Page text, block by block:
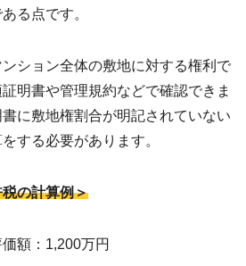
る点です。
ション全体の敷地に対する権利で
明書や管理規約などで確認できま
に敷地権割合が明記されていない
する必要があります。
の計算例＞
額：1,200万円